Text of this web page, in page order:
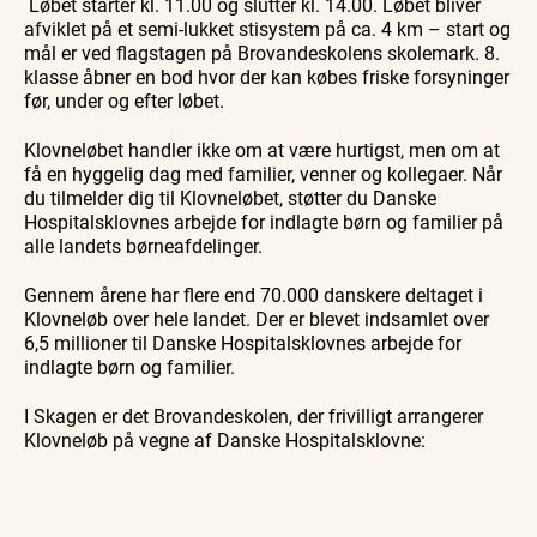
afviklet på et semi-lukket stisystem på ca. 4 km – start og
mål er ved flagstagen på Brovandeskolens skolemark. 8.
klasse åbner en bod hvor der kan købes friske forsyninger
før, under og efter løbet.
Klovneløbet handler ikke om at være hurtigst, men om at
få en hyggelig dag med familier, venner og kollegaer. Når
du tilmelder dig til Klovneløbet, støtter du Danske
Hospitalsklovnes arbejde for indlagte børn og familier på
alle landets børneafdelinger.
Gennem årene har flere end 70.000 danskere deltaget i
Klovneløb over hele landet. Der er blevet indsamlet over
6,5 millioner til Danske Hospitalsklovnes arbejde for
indlagte børn og familier.
I Skagen er det Brovandeskolen, der frivilligt arrangerer
Klovneløb på vegne af Danske Hospitalsklovne: